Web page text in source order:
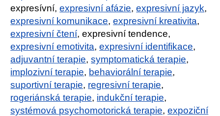
expresívní,expresivní afázie,expresivní jazyk,
expresivní komunikace,expresivní kreativita,
expresivní čtení, expresivní tendence,
expresivní emotivita,expresivní identifikace,
adjuvantní terapie,symptomatická terapie,
implozivní terapie, behaviorální terapie,
suportivní terapie, regresivní terapie,
rogeriánská terapie, indukční terapie,
systémová psychomotorická terapie,expoziční